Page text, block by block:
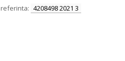
4208498 2021 3